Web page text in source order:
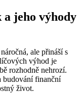
a jeho výhody
ale přináší s
výhod je
rozhodně nehrozí.
budování finanční
život.